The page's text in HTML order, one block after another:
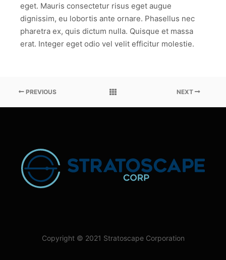
eget. Mauris consectetur risus eget augue
dignissim, eu lobortis ante ornare. Phasellus nec
pharetra ex, quis dictum nulla. Quisque et massa
erat. Integer eget odio vel velit efficitur molestie.
PREVIOUS NEXT
Copyright © 2021 Stratoscape Corporation